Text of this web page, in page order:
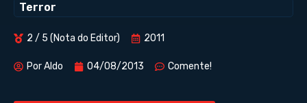
Terror
2 / 5 (Nota do Editor) 2011
PorAldo 04/08/2013 Comente!